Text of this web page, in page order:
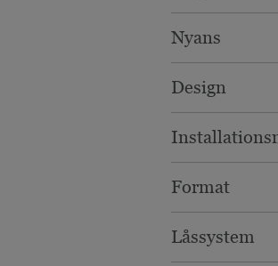
Nyans
Design
Format
Låssystem